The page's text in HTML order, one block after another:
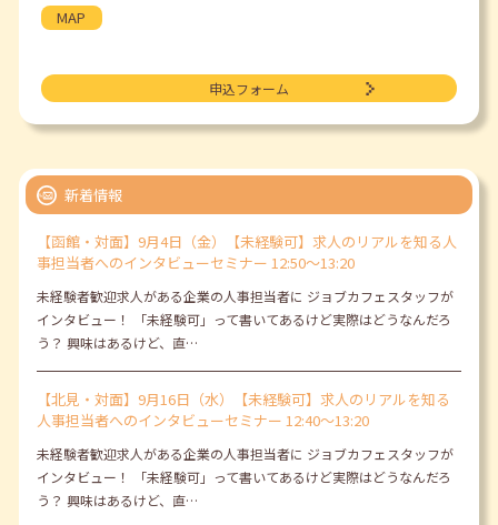
MAP
申込フォーム
新着情報
【函館・対面】9月4日（金）【未経験可】求人のリアルを知る人
事担当者へのインタビューセミナー 12:50～13:20
未経験者歓迎求人がある企業の人事担当者に ジョブカフェスタッフが
インタビュー！ 「未経験可」って書いてあるけど実際はどうなんだろ
う？ 興味はあるけど、直…
【北見・対面】9月16日（水）【未経験可】求人のリアルを知る
人事担当者へのインタビューセミナー 12:40～13:20
未経験者歓迎求人がある企業の人事担当者に ジョブカフェスタッフが
インタビュー！ 「未経験可」って書いてあるけど実際はどうなんだろ
う？ 興味はあるけど、直…